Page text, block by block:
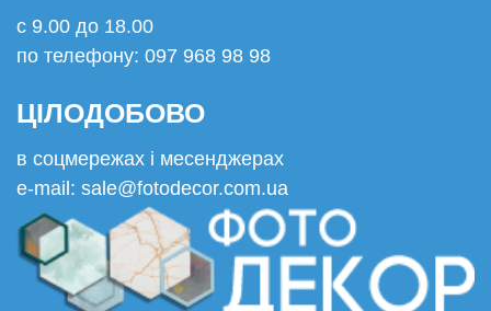
с 9.00 до 18.00
по телефону: 097 968 98 98
ЦІЛОДОБОВО
в соцмережах і месенджерах
e-mail: sale@fotodecor.com.ua